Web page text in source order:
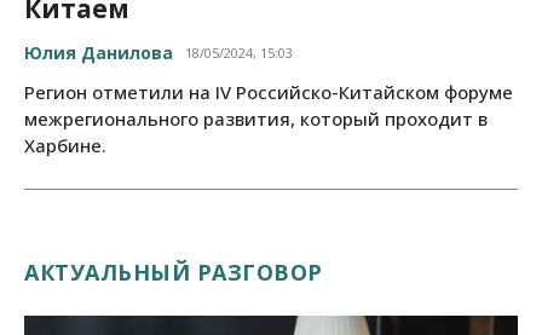
Китаем
Юлия Данилова 18/05/2024, 15:03
Регион отметили на IV Российско-Китайском форуме
межрегионального развития, который проходит в
Харбине.
АКТУАЛЬНЫЙ РАЗГОВОР